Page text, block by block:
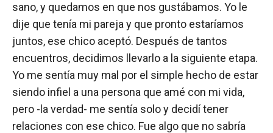
sano, y quedamos en que nos gustábamos. Yo le
dije que tenía mi pareja y que pronto estaríamos
juntos, ese chico aceptó. Después de tantos
encuentros, decidimos llevarlo a la siguiente etapa.
Yo me sentía muy mal por el simple hecho de estar
siendo infiel a una persona que amé con mi vida,
pero -la verdad- me sentía solo y decidí tener
relaciones con ese chico. Fue algo que no sabría